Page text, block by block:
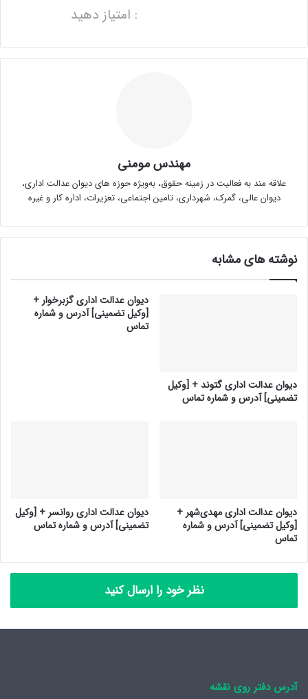
: امتیاز دهید
مهندس مومنی
علاقه مند به فعالیت در زمینه حقوق، به‌ویژه حوزه های دیوان عدالت اداری،
دیوان عالی، گمرک، شهرداری، تامین اجتماعی، تعزیرات، اداره کار و غیره
نوشته های مشابه
دیوان عدالت اداری گتوند + [وکیل
تضمینی] آدرس و شماره تماس
دیوان عدالت اداری گزبرخوار +
[وکیل تضمینی] آدرس و شماره
تماس
دیوان عدالت اداری مهدی‌شهر +
[وکیل تضمینی] آدرس و شماره
تماس
دیوان عدالت اداری روانسر + [وکیل
تضمینی] آدرس و شماره تماس
نظر خود را ارسال کنید
آدرس دفتر روی نقشه